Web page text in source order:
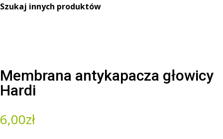
Szukaj innych produktów
Membrana antykapacza głowicy
Hardi
6,00zł